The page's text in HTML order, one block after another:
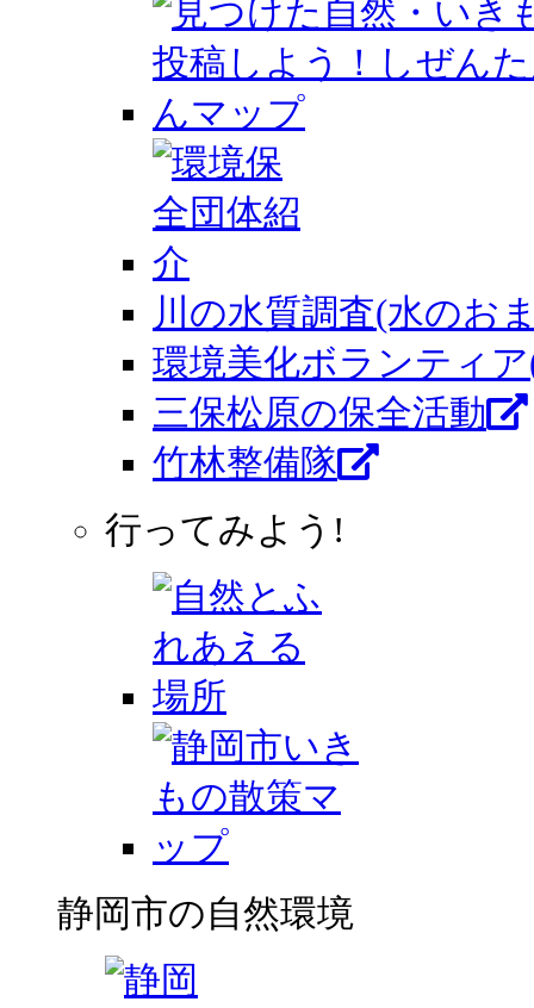
川の水質調査(水のお
環境美化ボランティ
三保松原の保全活動
竹林整備隊
行ってみよう!
静岡市の自然環境